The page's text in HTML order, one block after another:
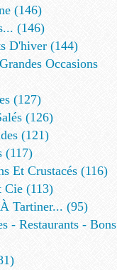
(146)
(146)
D'hiver (144)
Occasions
(127)
(126)
(121)
(117)
Et Crustacés (116)
Cie (113)
Tartiner... (95)
- Restaurants - Bons